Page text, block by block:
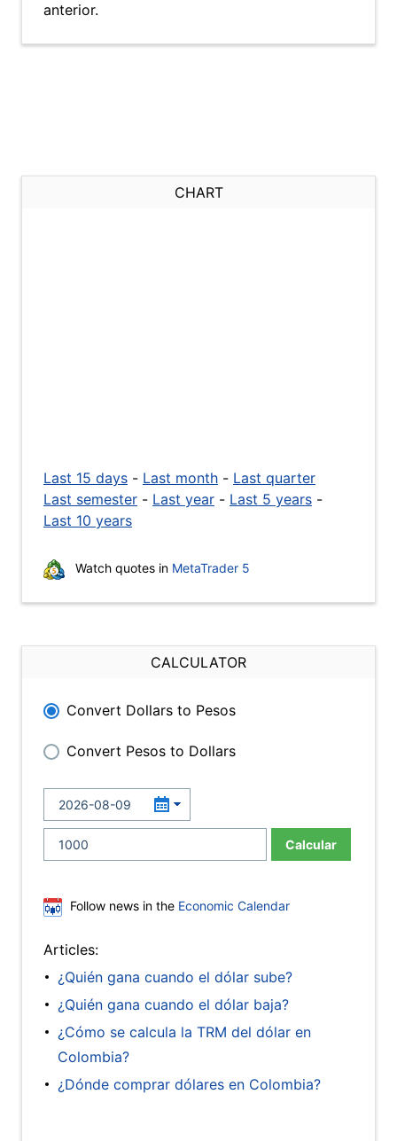
anterior.
CHART
Last 15 days - Last month - Last quarter
Last semester - Last year - Last 5 years -
Last 10 years
Watch quotes in MetaTrader 5
CALCULATOR
Convert Dollars to Pesos
Convert Pesos to Dollars
Calcular
Follow news in the Economic Calendar
Articles:
¿Quién gana cuando el dólar sube?
¿Quién gana cuando el dólar baja?
¿Cómo se calcula la TRM del dólar en
Colombia?
¿Dónde comprar dólares en Colombia?